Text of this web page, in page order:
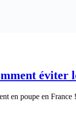
éviter
en poupe en